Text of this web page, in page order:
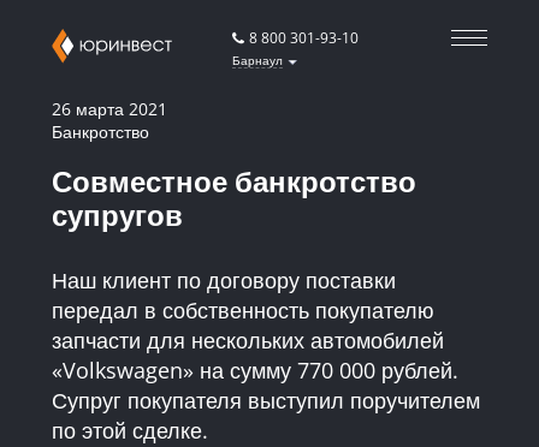
8 800 301-93-10
Барнаул
26 марта 2021
Банкротство
Совместное банкротство
супругов
Наш клиент по договору поставки
передал в собственность покупателю
запчасти для нескольких автомобилей
«Volkswagen» на сумму 770 000 рублей.
Супруг покупателя выступил поручителем
по этой сделке.